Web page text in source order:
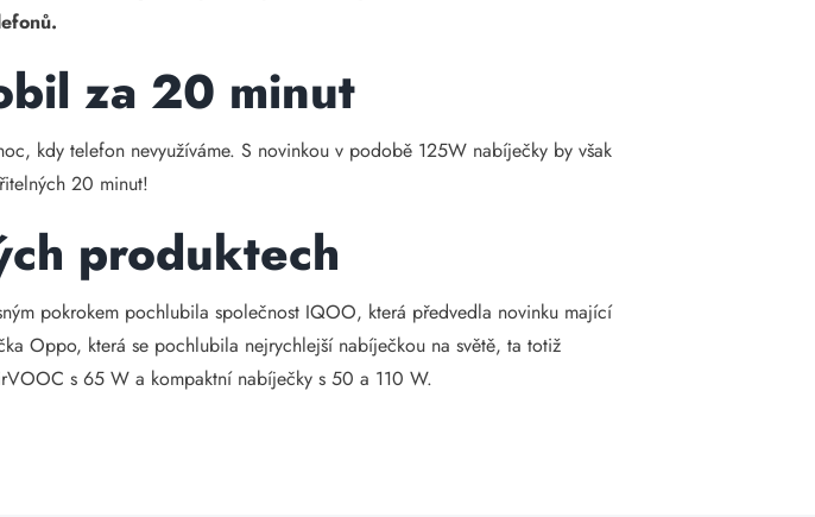
za 20 minut
kdy telefon nevyužíváme. S novinkou v podobě 125W nabíječky by však
20 minut!
produktech
pokrokem pochlubila společnost IQOO, která předvedla novinku mající
Oppo, která se pochlubila nejrychlejší nabíječkou na světě, ta totiž
s 65 W a kompaktní nabíječky s 50 a 110 W.